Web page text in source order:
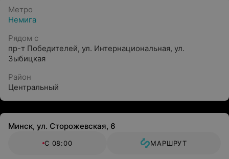
Метро
Немига
Рядом с
пр-т Победителей, ул. Интернациональная, ул.
Зыбицкая
Район
Центральный
Минск, ул. Сторожевская, 6
С 08:00 МАРШРУТ